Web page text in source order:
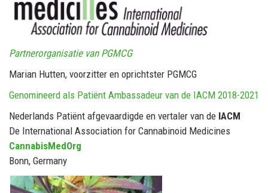
Partnerorganisatie van PGMCG
Marian Hutten, voorzitter en oprichtster PGMCG
Genomineerd als Patiënt Ambassadeur van de IACM 2018-2021
Nederlands Patiënt afgevaardigde en vertaler van de IACM
De International Association for Cannabinoid Medicines
CannabisMedOrg
Bonn, Germany